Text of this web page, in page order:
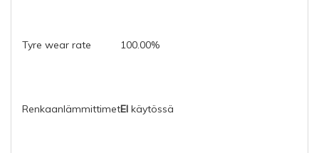
Tyre wear rate 100.00%
RenkaanlämmittimetEI käytössä